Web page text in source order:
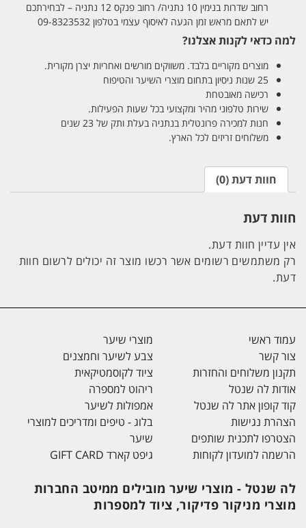
רחוב שדרות בנימין 10 נתניה/ רחוב פנקס 12 נתניה – לבחירתכם
יש לתאם מראש זמן הגעה לאיסוף עצמי בטלפון 09-8323532
למה כדאי לקנות אצלנו?
מוצרים מקוריים בלבד. משווקים מורשים ואחריות יצרן מקורית.
25 שנות ניסיון בתחום מוצרי השיער והטיפוח
רכישה מאובטחת
שירות טלפוני מהיר ומקצועי בכל שעות הפעילות.
חנות למכירה פרונטלית בנתניה בעלת ותק של 23 שנים
משלוחים זריזים לכל הארץ.
חוות דעת (0)
חוות דעת
אין עדיין חוות דעת.
רק משתמשים רשומים אשר רכשו מוצר זה יכולים לרשום חוות
דעת.
עמוד ראשי
צור קשר
תקנון משלוחים והחזרות
אודות לה שנטל
קוד קופון אתר לה שנטל
הצהרת נגישות
הצטרפו לתכנית שותפים
הרשמה למועדון לקוחות
מוצרי שיער
צבע לשיער וחמצנים
ציוד לקוסמטיקאית
ריהוט למספרה
אמפולות לשיער
בלוג - טיפים ומדריכים למוצרי
שיער
גיפט קארד GIFT CARD
לה שנטל - מוצרי שיער מובילים ממיטב החברות
מוצרי מניקור פדיקור, ציוד למספרות